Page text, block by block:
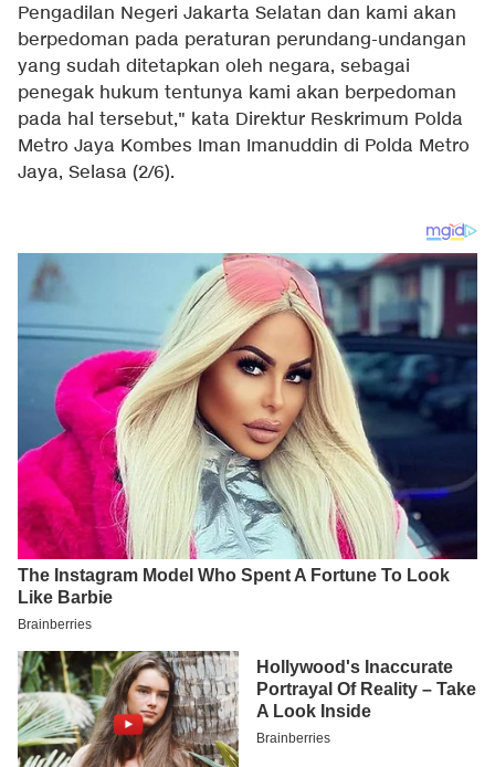
Pengadilan Negeri Jakarta Selatan dan kami akan
berpedoman pada peraturan perundang-undangan
yang sudah ditetapkan oleh negara, sebagai
penegak hukum tentunya kami akan berpedoman
pada hal tersebut," kata Direktur Reskrimum Polda
Metro Jaya Kombes Iman Imanuddin di Polda Metro
Jaya, Selasa (2/6).